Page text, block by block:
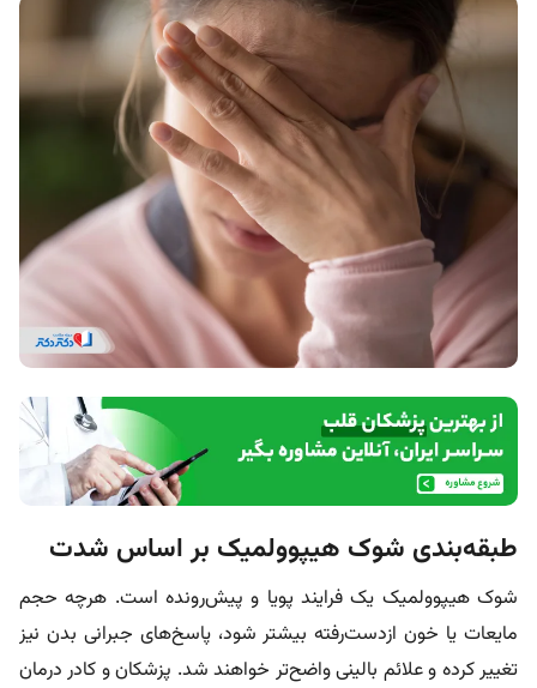
طبقه‌بندی شوک هیپوولمیک بر اساس شدت
شوک هیپوولمیک یک فرایند پویا و پیش‌رونده است. هرچه حجم
مایعات یا خون از‌دست‌رفته بیشتر شود، پاسخ‌های جبرانی بدن نیز
تغییر کرده و علائم بالینی واضح‌تر خواهند شد. پزشکان و کادر درمان